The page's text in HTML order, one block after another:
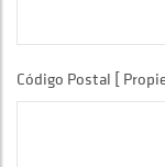
Código Postal [